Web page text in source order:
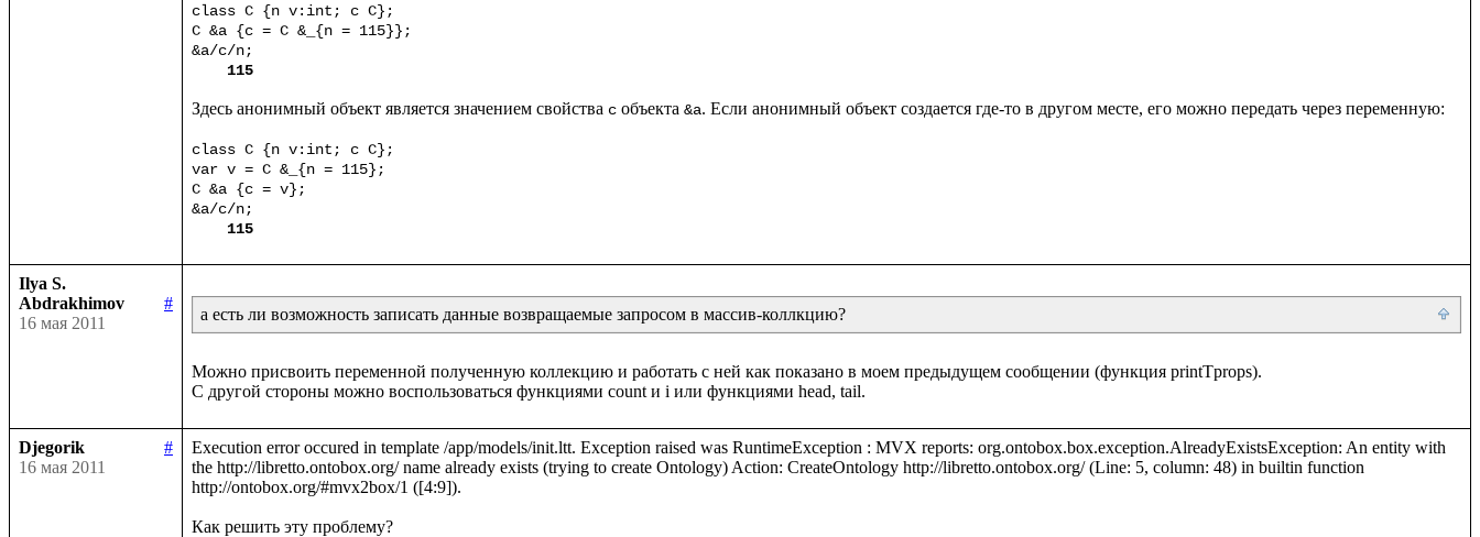
class C {n v:int; c C};
C &a {c = C &_{n = 115}};
&a/c/n;
115
Здесь анонимный объект является значением свойства c объекта &a. Если анонимный объект создается где-то в другом месте, его можно передать через переменную:
class C {n v:int; c C};
var v = C &_{n = 115};
C &a {c = v};
&a/c/n;
115
Ilya S.
Abdrakhimov
#
16 мая 2011
а есть ли возможность записать данные возвращаемые запросом в массив-коллкцию?
Можно присвоить переменной полученную коллекцию и работать с ней как показано в моем предыдущем сообщении (функция printTprops).
Djegorik
#
16 мая 2011
Execution error occured in template /app/models/init.ltt. Exception raised was RuntimeException : MVX reports: org.ontobox.box.exception.AlreadyExistsException: An entity with
the http://libretto.ontobox.org/ name already exists (trying to create Ontology) Action: CreateOntology http://libretto.ontobox.org/ (Line: 5, column: 48) in builtin function
http://ontobox.org/#mvx2box/1 ([4:9]).